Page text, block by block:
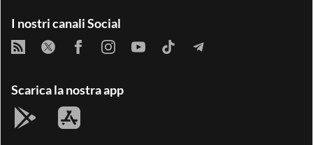
I nostri canali Social
Scarica la nostra app